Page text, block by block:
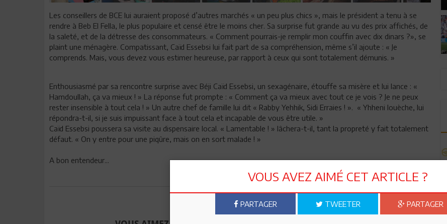
Les conseillers de BCE lui auraient proposé d’autres marchés « un peu plus chics », mais le président a tenu à se
rendre à Beb El Fella, le plus populaire et censé être le moins cher. Sa surprise fut grande au vu des prix affichés, de
la saleté, et de la détresse des consommateurs. « Comment pourrais-je remplir mon couffin avec dix dinars ?», se
plaint une ménagère. Compatissant, Caïd Essebsi lui fait part de sa compréhension, même s’il ajoute : « Je
comprends. Mais, vous devez vous estimer heureuse, par rapport à ceux qui sont totalement démunis. »
Enthousiasmé par sa rencontre surprise avec Béji Caïd Essebsi, un sexagénaire, étouffe sa misère et lui lance : «
Hamdoullah, ça va mieux ! » La réponse fut prompte : « Comment ça va mieux avec tout ce je vois ? Je ne peux
rester insensible à tout cela ! » Un autre chef de famille lui dit « Rabby Yehhik, Sidi Erraies ! ». « Yhheni louèche, lui
répondra-t-il, si je suis impuissant face à tout cela et incapable de vous être utile. »
Caïd Essebsi poussera sa visite au dispensaire local. « Lamentable ! » lâchera-t-il, tant la propreté y fait totalement
défaut. « On y entre pour une piqûre, mais on en sort malade ! »
A bon entendeur...
Envoyer à un ami Imprimer
VOUS AVEZ AIMÉ CET ARTICLE ?
PARTAGER TWEETER PARTAGER